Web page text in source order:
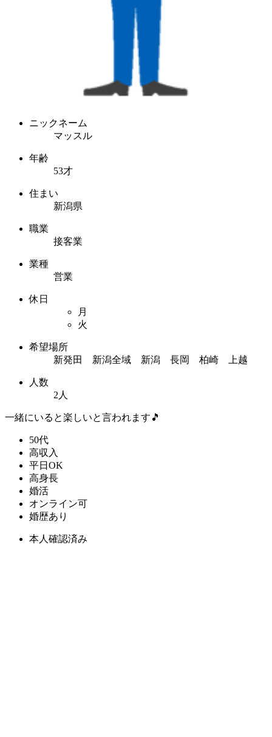
ニックネーム
マッスル
年齢
53才
住まい
新潟県
職業
接客業
業種
営業
休日
月
火
希望場所
新発田 新潟全域 新潟 長岡 柏崎 上越
人数
2人
一緒にいると楽しいと言われます🎵
50代
高収入
平日OK
高身長
婚活
オンライン可
婚歴あり
本人確認済み